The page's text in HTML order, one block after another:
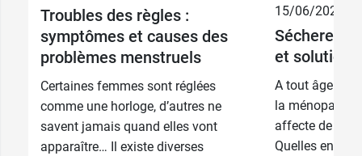
Troubles des règles :
symptômes et causes des
problèmes menstruels
Certaines femmes sont réglées
comme une horloge, d’autres ne
savent jamais quand elles vont
apparaître… Il existe diverses
15/06/2026
et solutions
A tout âge de
la
affecte de
Quelles en